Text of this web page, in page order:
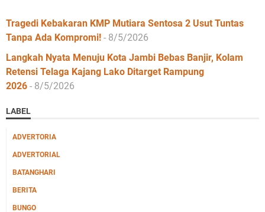
Tragedi Kebakaran KMP Mutiara Sentosa 2 Usut Tuntas
Tanpa Ada Kompromi! - 8/5/2026
Langkah Nyata Menuju Kota Jambi Bebas Banjir, Kolam
Retensi Telaga Kajang Lako Ditarget Rampung
2026 - 8/5/2026
LABEL
ADVERTORIA
ADVERTORIAL
BATANGHARI
BERITA
BUNGO